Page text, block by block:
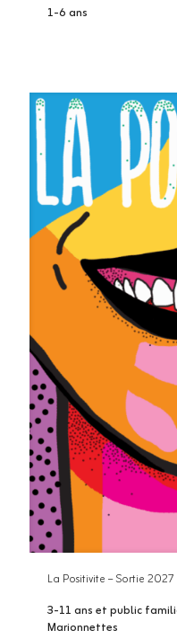
1-6 ans
La Positivite – Sortie 2027
3-11 ans et public
Marionnettes